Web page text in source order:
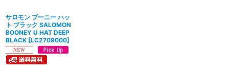
サロモン ブーニー ハッ
ト ブラック SALOMON
BOONEY U HAT DEEP
BLACK [LC2709000]